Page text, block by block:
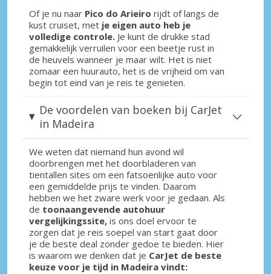
Of je nu naar Pico do Arieiro rijdt of langs de
kust cruiset, met je eigen auto heb je
volledige controle. Je kunt de drukke stad
gemakkelijk verruilen voor een beetje rust in
de heuvels wanneer je maar wilt. Het is niet
zomaar een huurauto, het is de vrijheid om van
begin tot eind van je reis te genieten.
De voordelen van boeken bij CarJet
in Madeira
We weten dat niemand hun avond wil
doorbrengen met het doorbladeren van
tientallen sites om een fatsoenlijke auto voor
een gemiddelde prijs te vinden. Daarom
hebben we het zware werk voor je gedaan. Als
de toonaangevende autohuur
vergelijkingssite, is ons doel ervoor te
zorgen dat je reis soepel van start gaat door
je de beste deal zonder gedoe te bieden. Hier
is waarom we denken dat je CarJet de beste
keuze voor je tijd in Madeira vindt: